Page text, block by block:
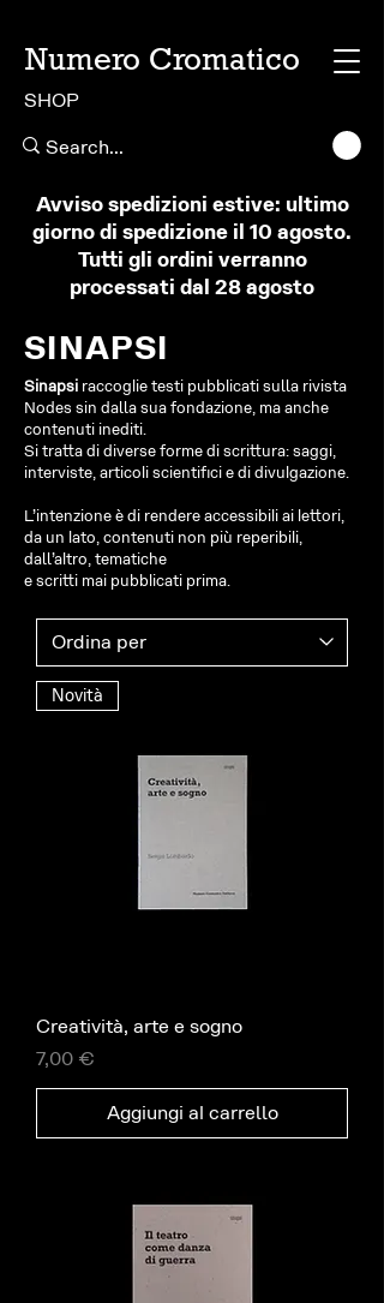
Numero Cromatico
SHOP
Avviso spedizioni estive: ultimo
giorno di spedizione il 10 agosto.
Tutti gli ordini verranno
processati dal 28 agosto
SINAPSI
Sinapsi raccoglie testi pubblicati sulla rivista
Nodes sin dalla sua fondazione, ma anche
contenuti inediti.
Si tratta di diverse forme di scrittura: saggi,
interviste, articoli scientifici e di divulgazione.
L’intenzione è di rendere accessibili ai lettori,
da un lato, contenuti non più reperibili,
dall’altro, tematiche
e scritti mai pubblicati prima.
Novità
Creatività, arte e sogno
Prezzo
7,00 €
Aggiungi al carrello